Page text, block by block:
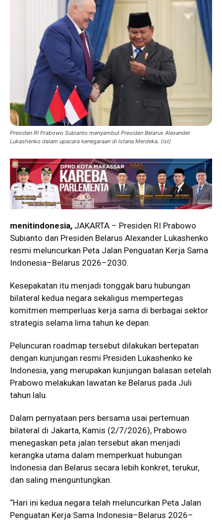
Presiden RI Prabowo Subianto menyambut Presiden Belarus Alexander
Lukashenko dalam upacara kenegaraan di Istana Merdeka. (ist)
menitindonesia, JAKARTA – Presiden RI Prabowo
Subianto dan Presiden Belarus Alexander Lukashenko
resmi meluncurkan Peta Jalan Penguatan Kerja Sama
Indonesia–Belarus 2026–2030.
Kesepakatan itu menjadi tonggak baru hubungan
bilateral kedua negara sekaligus mempertegas
komitmen memperluas kerja sama di berbagai sektor
strategis selama lima tahun ke depan.
Peluncuran roadmap tersebut dilakukan bertepatan
dengan kunjungan resmi Presiden Lukashenko ke
Indonesia, yang merupakan kunjungan balasan setelah
Prabowo melakukan lawatan ke Belarus pada Juli
tahun lalu.
Dalam pernyataan pers bersama usai pertemuan
bilateral di Jakarta, Kamis (2/7/2026), Prabowo
menegaskan peta jalan tersebut akan menjadi
kerangka utama dalam memperkuat hubungan
Indonesia dan Belarus secara lebih konkret, terukur,
dan saling menguntungkan.
“Hari ini kedua negara telah meluncurkan Peta Jalan
Penguatan Kerja Sama Indonesia–Belarus 2026–